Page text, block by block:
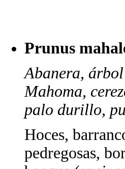
Prunus
Abanera,
Mahoma,
palo durillo,
Hoces,
pedregosas,